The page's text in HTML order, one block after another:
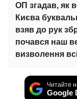
ОП згадав, як
Києва
взяв до рук
почався наш
визволення
Читайте
Google